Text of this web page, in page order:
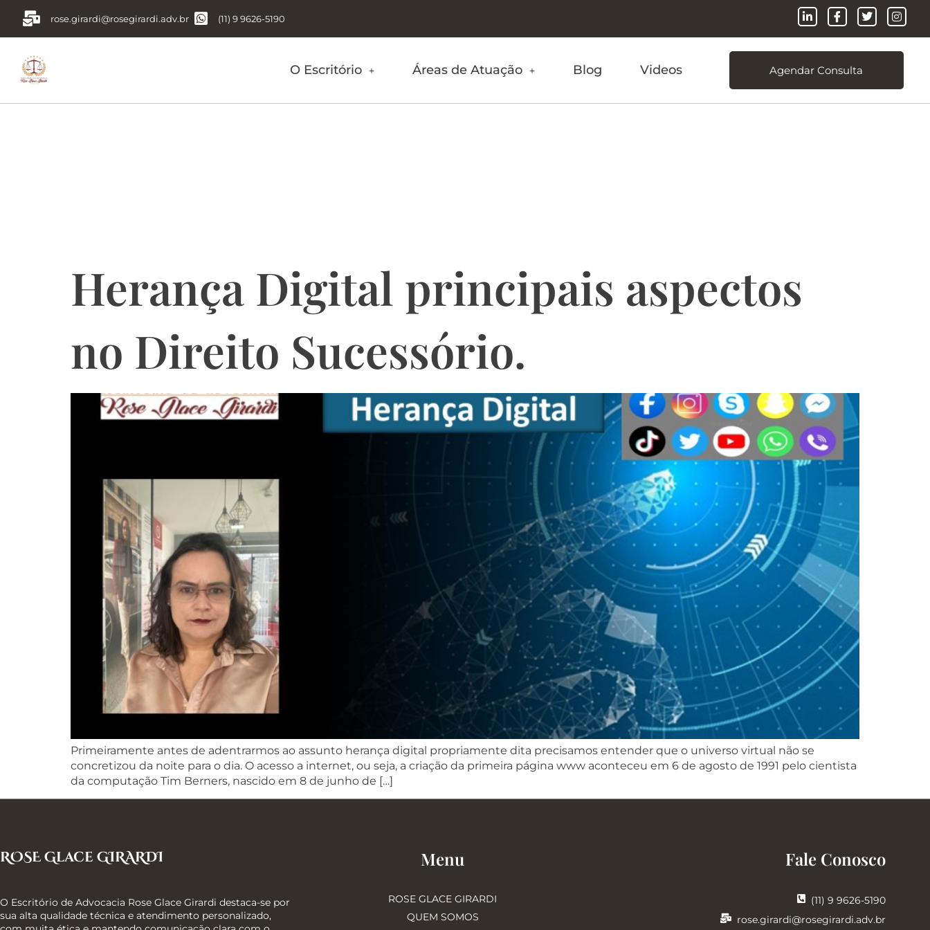
rose.girardi@rosegirardi.adv.br (11) 9 9626-5190
O Escritório Áreas de Atuação Blog Videos Agendar Consulta
Herança Digital principais aspectos
no Direito Sucessório.
Primeiramente antes de adentrarmos ao assunto herança digital propriamente dita precisamos entender que o universo virtual não se
concretizou da noite para o dia. O acesso a internet, ou seja, a criação da primeira página www aconteceu em 6 de agosto de 1991 pelo cientista
da computação Tim Berners, nascido em 8 de junho de […]
ROSE Glace GIRARDI
O Escritório de Advocacia Rose Glace Girardi destaca-se por
sua alta qualidade técnica e atendimento personalizado,
Menu
ROSE GLACE GIRARDI
QUEM SOMOS
Fale Conosco
(11) 9 9626-5190
rose.girardi@rosegirardi.adv.br